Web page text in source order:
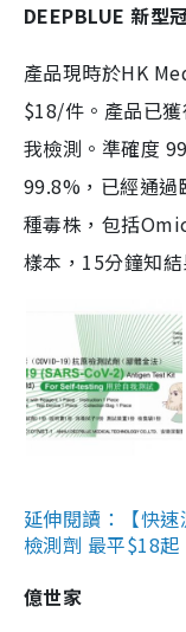
DEEPBLUE 新型
產品現時於HK
$18/件。產品已
我檢測。準確度
99.8%，已經通過
種毒株，包括
樣本，15分鐘知結
延伸閱讀：【快
檢測劑 最平$18
億世家